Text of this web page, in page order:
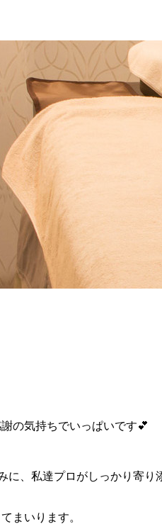
の気持ちでいっぱいです💕
、私達プロがしっかり寄
まいります。